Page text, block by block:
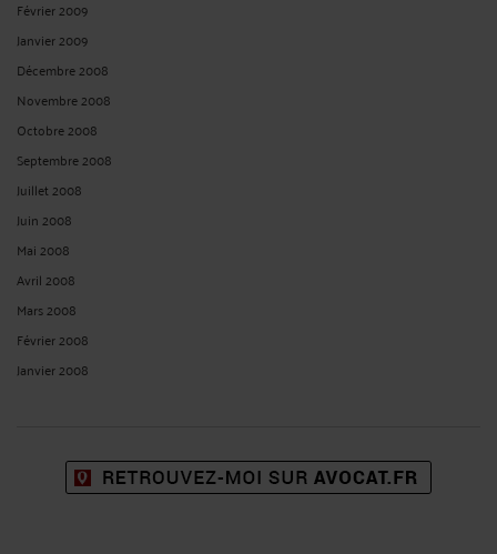
Septembre 2020
Août 2020
Juillet 2020
Juin 2020
Mai 2020
Avril 2020
Mars 2020
Février 2020
Janvier 2020
Décembre 2019
Novembre 2019
Octobre 2019
Septembre 2019
Juin 2019
Mai 2019